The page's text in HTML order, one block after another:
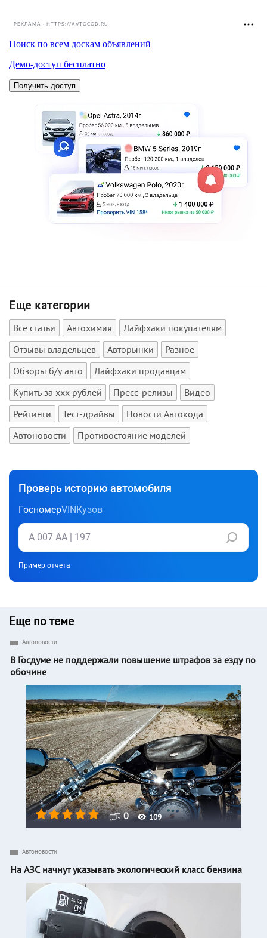
РЕКЛАМА • HTTPS://AVTOCOD.RU
Еще категории
Все статьи Автохимия
Лайфхаки покупателям
Отзывы владельцев
Авторынки
Разное
Обзоры б/у авто
Лайфхаки продавцам
Купить за xxx рублей
Пресс-релизы
Видео
Рейтинги
Тест-драйвы
Новости Автокода
Автоновости
Противостояние моделей
Проверь историю автомобиля
ГосномерVINКузов
Пример отчета
Еще по теме
0 109
Автоновости
В Госдуме не поддержали повышение штрафов за езду по
обочине
Автоновости
На АЗС начнут указывать экологический класс бензина